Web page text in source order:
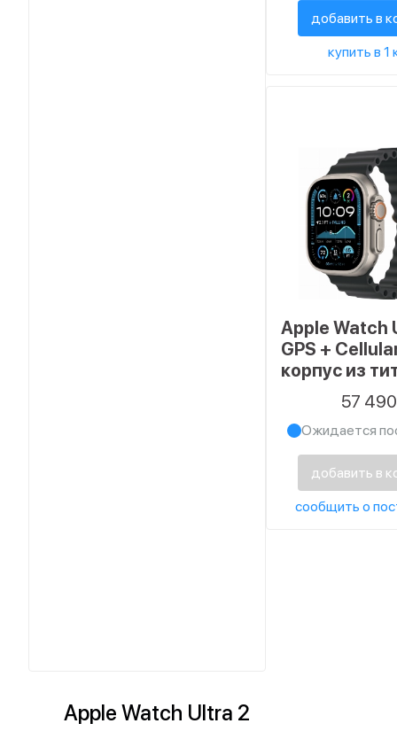
добавить в
купить в 1
Apple Watch
GPS +
корпус из
ремешок
черного
57
Ожидается
добавить в
сообщить о
Apple Watch Ultra 2